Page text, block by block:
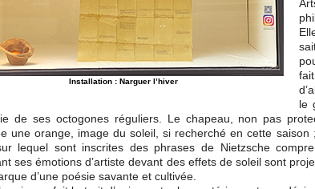
Installation : Narguer l’hiver
le
de ses octogones réguliers. Le chapeau, non pas
une orange, image du soleil, si recherché en cette
lequel sont inscrites des phrases de Nietzsche
ses émotions d’artiste devant des effets de soleil sont
d’une poésie savante et cultivée.